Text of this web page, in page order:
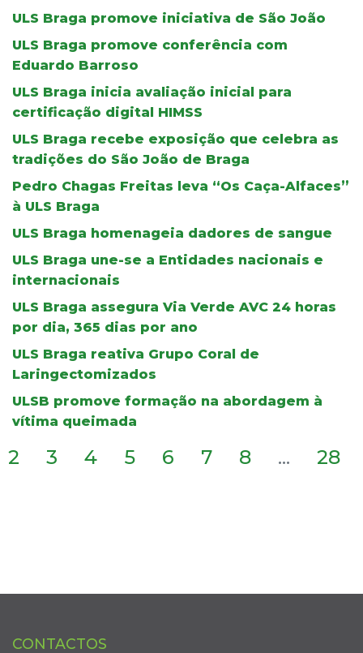
ULS Braga promove iniciativa de São João
ULS Braga promove conferência com
Eduardo Barroso
ULS Braga inicia avaliação inicial para
certificação digital HIMSS
ULS Braga recebe exposição que celebra as
tradições do São João de Braga
Pedro Chagas Freitas leva “Os Caça-Alfaces”
à ULS Braga
ULS Braga homenageia dadores de sangue
ULS Braga une-se a Entidades nacionais e
internacionais
ULS Braga assegura Via Verde AVC 24 horas
por dia, 365 dias por ano
ULS Braga reativa Grupo Coral de
Laringectomizados
ULSB promove formação na abordagem à
vítima queimada
2 3 4 5 6 7 8 ... 28
CONTACTOS